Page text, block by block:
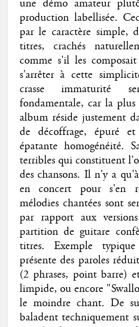
une démo amateur
production labellisée.
par le caractère simple,
titres, crachés
comme s'il les
s'arrêter à cette
crasse immaturité
fondamentale, car la
album réside justement
de décoffrage, épuré
épatante homogénéité.
terribles qui constituent
des chansons. Il n'y a
en concert pour s'en
mélodies chantées sont
par rapport aux
partition de guitare
titres. Exemple
présente des paroles
(2 phrases, point barre)
limpide, ou encore
le moindre chant. De
baladent techniquement